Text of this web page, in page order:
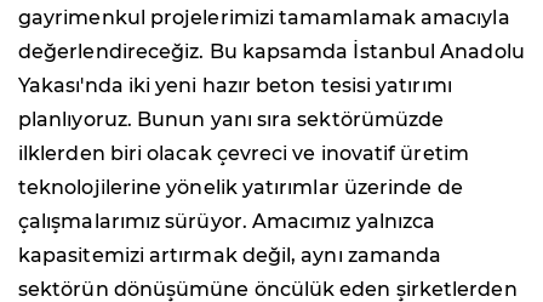
gayrimenkul projelerimizi tamamlamak amacıyla
değerlendireceğiz. Bu kapsamda İstanbul Anadolu
Yakası'nda iki yeni hazır beton tesisi yatırımı
planlıyoruz. Bunun yanı sıra sektörümüzde
ilklerden biri olacak çevreci ve inovatif üretim
teknolojilerine yönelik yatırımlar üzerinde de
çalışmalarımız sürüyor. Amacımız yalnızca
kapasitemizi artırmak değil, aynı zamanda
sektörün dönüşümüne öncülük eden şirketlerden